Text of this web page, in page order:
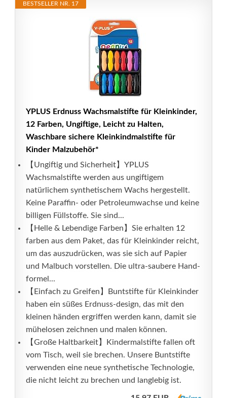
BESTSELLER NR. 17
YPLUS Erdnuss Wachsmalstifte für Kleinkinder,
12 Farben, Ungiftige, Leicht zu Halten,
Waschbare sichere Kleinkindmalstifte für
Kinder Malzubehör*
【Ungiftig und Sicherheit】YPLUS
Wachsmalstifte werden aus ungiftigem
natürlichem synthetischem Wachs hergestellt.
Keine Paraffin- oder Petroleumwachse und keine
billigen Füllstoffe. Sie sind...
【Helle & Lebendige Farben】Sie erhalten 12
farben aus dem Paket, das für Kleinkinder reicht,
um das auszudrücken, was sie sich auf Papier
und Malbuch vorstellen. Die ultra-saubere Hand-
formel...
【Einfach zu Greifen】Buntstifte für Kleinkinder
haben ein süßes Erdnuss-design, das mit den
kleinen händen ergriffen werden kann, damit sie
mühelosen zeichnen und malen können.
【Große Haltbarkeit】Kindermalstifte fallen oft
vom Tisch, weil sie brechen. Unsere Buntstifte
verwenden eine neue synthetische Technologie,
die nicht leicht zu brechen und langlebig ist.